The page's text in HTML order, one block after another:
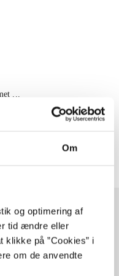
Om
og optimering af
tid ændre eller
på ”Cookies” i
om de anvendte
...